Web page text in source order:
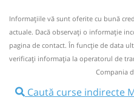
0726922277;
Nu a circulat?Semnalați
NOU!Pune poze din
10:03 Milcoiu Statie
Informaţiile vă sunt oferite cu bună
actuale. Dacă observați o informaţie
pagina de contact. În funcție de data
verificaţi informaţia la operatorul de
Compania
Caută curse indirecte